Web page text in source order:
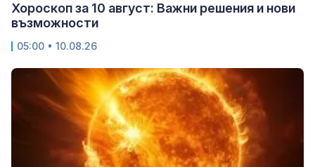
Хороскоп за 10 август: Важни решения и нови
възможности
05:00 • 10.08.26